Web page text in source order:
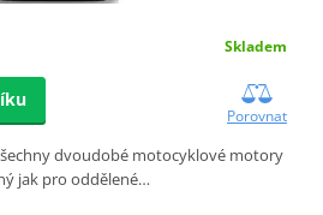
Skladem
Porovnat
dvoudobé motocyklové motory
jak pro oddělené…